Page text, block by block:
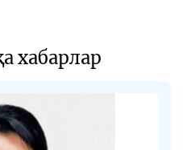
хабарлар